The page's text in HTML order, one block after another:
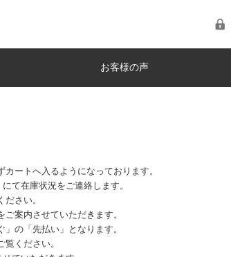
お客様の声
ートへ入るようになっております。
て在庫状況をご連絡します。
ださい。
案内させていただきます。
の「先払い」となります。
覧ください。